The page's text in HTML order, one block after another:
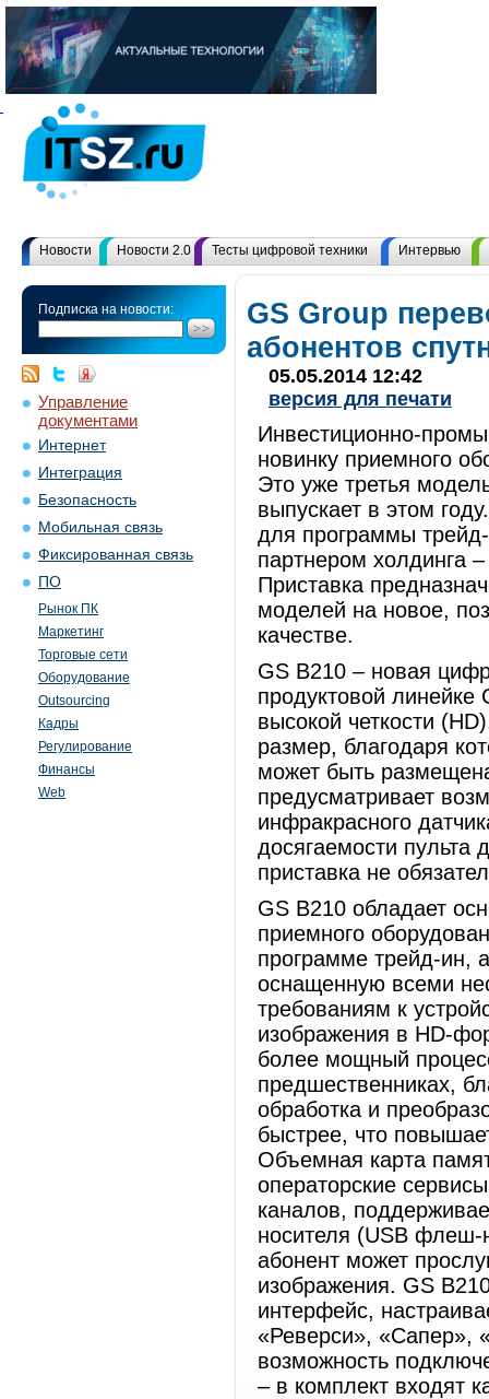
Новости Новости 2.0 Тесты цифровой техники Интервью
Подписка на новости:
Управление
документами
Интернет
Интеграция
Безопасность
Мобильная связь
Фиксированная связь
ПО
Рынок ПК
Маркетинг
Торговые сети
Оборудование
Outsourcing
Кадры
Регулирование
Финансы
Web
GS Group
абонентов
05.05.2014 12:42
версия для печати
Инвестиционно-
новинку приемного
Это уже третья
выпускает в этом
для программы
партнером холдинга
Приставка
моделей на новое,
качестве.
GS В210 – новая
продуктовой
высокой четкости
размер, благодаря
может быть
предусматривает
инфракрасного
досягаемости пульта
приставка не
GS B210 обладает
приемного
программе трейд-ин,
оснащенную всеми
требованиям к
изображения в HD-
более мощный
предшественниках,
обработка и
быстрее, что
Объемная карта
операторские
каналов,
носителя (USB флеш-
абонент может
изображения. GS
интерфейс,
«Реверси», «Сапер»,
возможность
– в комплект входят